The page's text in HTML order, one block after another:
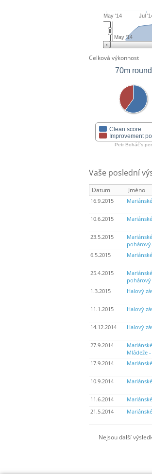
May '14 Jul
May '14
Celková výkonnost
70m round
Clean score
Improvement
Petr Boháč's
Vaše poslední
Datum Jméno
16.9.2015
10.6.2015
23.5.2015
6.5.2015
25.4.2015
pohárový
1.3.2015
Halový
11.1.2015
Halový
14.12.2014
Halový
27.9.2014
Mládeže
17.9.2014
10.9.2014
11.6.2014
21.5.2014
Nejsou další